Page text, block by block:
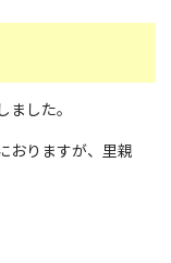
した。
おりますが、里親